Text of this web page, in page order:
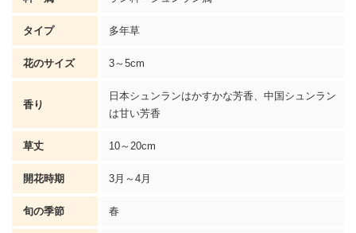
タイプ 多年草
花のサイズ 3～5cm
香り
日本シュンランはかすかな芳香、中国シュンラン
は甘い芳香
草丈 10～20cm
開花時期 3月～4月
旬の季節 春